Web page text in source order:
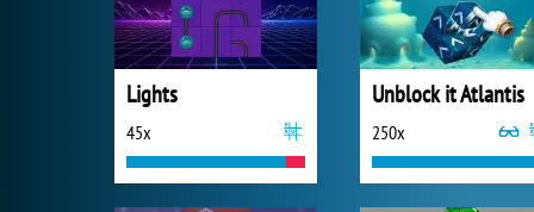
Lights
45x
Unblock it Atlantis
250x